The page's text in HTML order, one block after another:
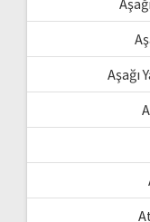
Aşağı